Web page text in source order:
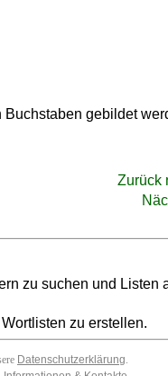
Buchstaben gebildet
Zurück
zu suchen und Listen
zu erstellen.
Datenschutzerklärung.